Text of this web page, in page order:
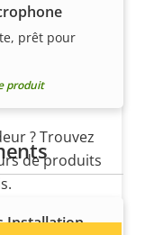
prêt pour
produit
Installation
? Trouvez
de produits